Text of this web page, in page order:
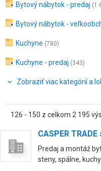
Bytový nábytok - predaj (1
Bytový nábytok -
Kuchyne (780)
Kuchyne - predaj (343)
Zobraziť viac kategórií a
126 - 150 z celkom 2 195
CASPER TRADE
Predaj a montáž
steny, spálne,